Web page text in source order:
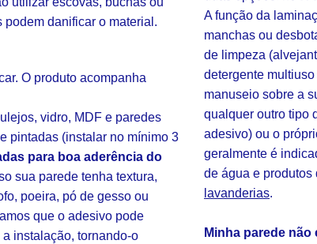
danificar o material.
O produto acompanha
vidro, MDF e paredes
pintadas (instalar no mínimo 3
para boa aderência do
sua parede tenha textura,
poeira, pó de gesso ou
que o adesivo pode
instalação, tornando-o
A função da
manchas ou
de limpeza
detergente
manuseio sobre a
qualquer outro tipo
adesivo) ou o
geralmente é
de água e produtos
lavanderias.
Minha parede